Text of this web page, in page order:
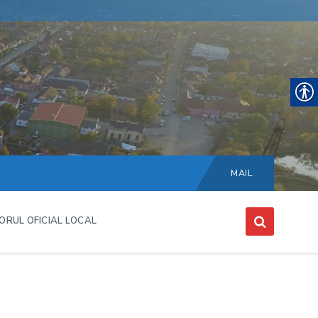
Choose
language:
MAIL
OFICIAL LOCAL